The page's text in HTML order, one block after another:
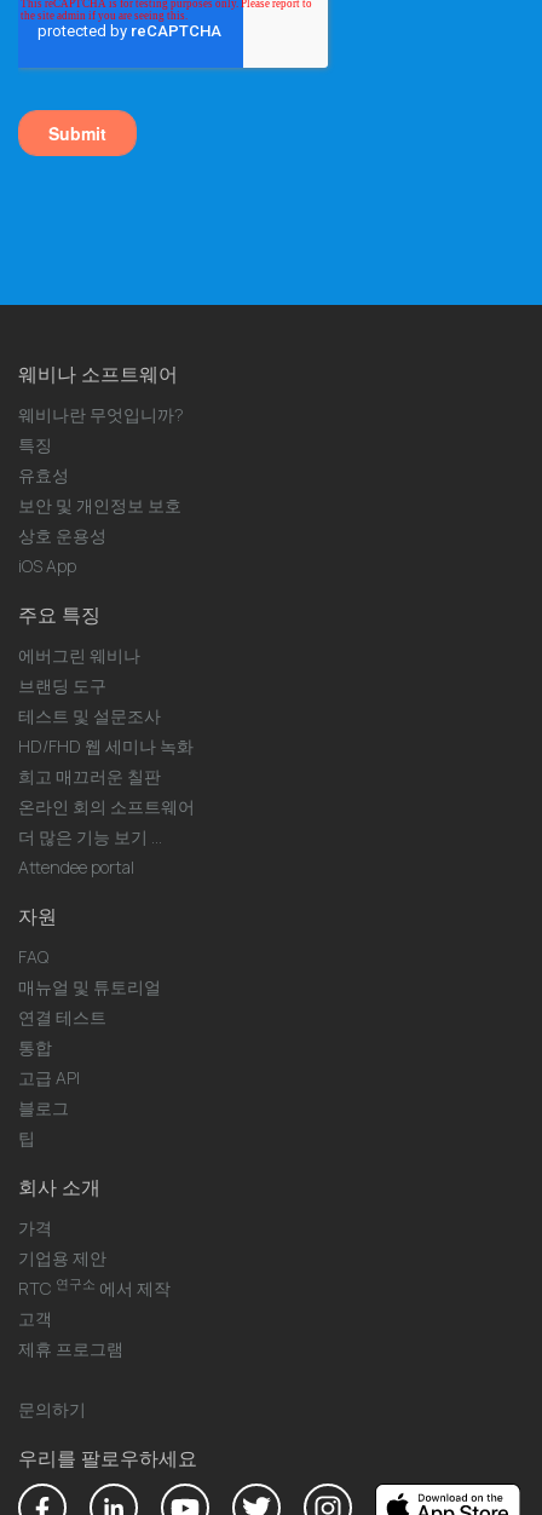
웨비나 소프트웨어
웨비나란 무엇입니까?
특징
유효성
보안 및 개인정보 보호
상호 운용성
iOS App
주요 특징
에버그린 웨비나
브랜딩 도구
테스트 및 설문조사
HD/FHD 웹 세미나 녹화
희고 매끄러운 칠판
온라인 회의 소프트웨어
더 많은 기능 보기 ...
Attendee portal
자원
FAQ
매뉴얼 및 튜토리얼
연결 테스트
통합
고급 API
블로그
팁
회사 소개
가격
기업용 제안
RTC 연구소 에서 제작
고객
제휴 프로그램
문의하기
우리를 팔로우하세요